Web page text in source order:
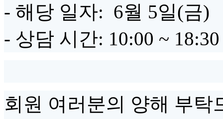
- 해당 일자: 6월 5일(금)
- 상담 시간: 10:00 ~ 18:30
회원 여러분의 양해 부탁